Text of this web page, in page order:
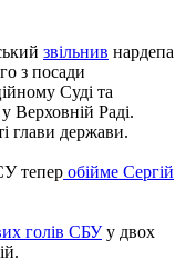
звільнив нардепа
з посади
Суді та
Верховній Раді.
глави держави.
тепер обійме Сергій
голів СБУу двох